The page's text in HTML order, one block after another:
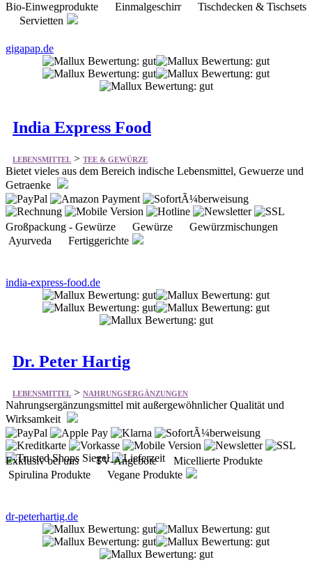
Bio-Einwegprodukte Einmalgeschirr Tischdecken & Tischsets
Servietten
gigapap.de
India Express Food
LEBENSMITTEL > TEE & GEWÜRZE
Bietet vieles aus dem Bereich indische Lebensmittel, Gewuerze und
Getraenke
Großpackung - Gewürze Gewürze Gewürzmischungen
Ayurveda Fertiggerichte
india-express-food.de
Dr. Peter Hartig
LEBENSMITTEL > NAHRUNGSERGÄNZUNGEN
Nahrungsergänzungsmittel mit außergewöhnlicher Qualität und
Wirksamkeit
Exklusiv bei uns TV-Angebote Micellierte Produkte
Spirulina Produkte Vegane Produkte
dr-peterhartig.de